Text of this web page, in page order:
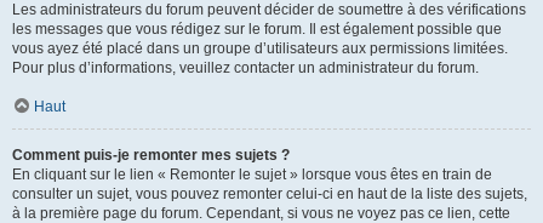
Les administrateurs du forum peuvent décider de soumettre à des vérifications
les messages que vous rédigez sur le forum. Il est également possible que
vous ayez été placé dans un groupe d’utilisateurs aux permissions limitées.
Pour plus d’informations, veuillez contacter un administrateur du forum.
Haut
Comment puis-je remonter mes sujets ?
En cliquant sur le lien « Remonter le sujet » lorsque vous êtes en train de
consulter un sujet, vous pouvez remonter celui-ci en haut de la liste des sujets,
à la première page du forum. Cependant, si vous ne voyez pas ce lien, cette